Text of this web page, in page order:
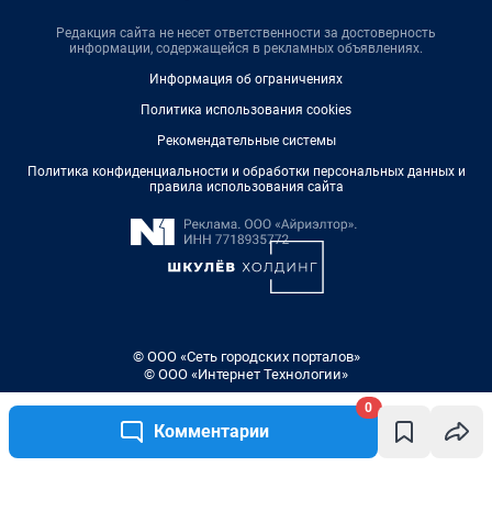
Комментарии
0
Редакция сайта не несет ответственности за достоверность
информации, содержащейся в рекламных объявлениях.
Информация об ограничениях
Политика использования cookies
Рекомендательные системы
Политика конфиденциальности и обработки персональных данных и
правила использования сайта
© ООО «Сеть городских порталов»
© ООО «Интернет Технологии»